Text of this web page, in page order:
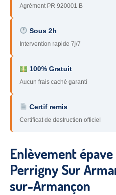
95– Val d’Oise
91 – Essonne
– Yonne
60 – Oise
45 – Loiret
10– Aube
02– Aisne
Agrément PR 920001 B
Sous 2h
Intervention rapide 7j/7
100% Gratuit
Aucun frais caché garanti
Certif remis
Certificat de destruction officiel
Enlèvement
Perrigny Sur
sur-Armançon